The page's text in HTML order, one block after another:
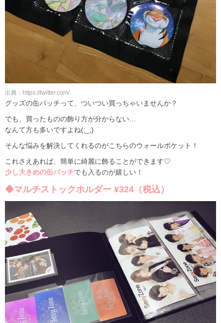
出典：https://twitter.com/
グッズの缶バッチって、ついつい買っちゃいませんか？
でも、買ったものの飾り方が分からない…
なんて方も多いですよね(;_;)
そんな悩みを解決してくれるのがこちらのウォールポケット！
これさえあれば、簡単に綺麗に飾ることができます♡
少し大きめの缶バッチでも入るのが嬉しい！
◆マルチストックホルダー ¥324（税込）